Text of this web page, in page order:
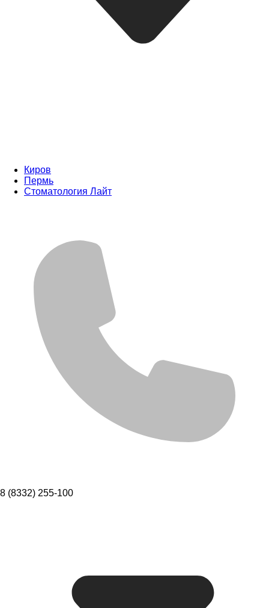
Киров
Пермь
Стоматология Лайт
8 (8332) 255-100